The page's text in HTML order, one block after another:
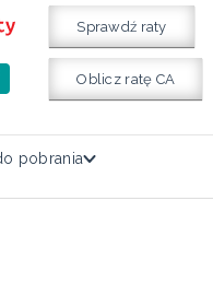
Sprawdź raty
Oblicz ratę CA
pobrania